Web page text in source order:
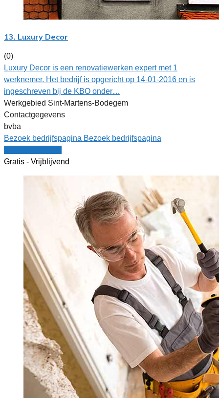
13. Luxury Decor
(0)
Luxury Decor is een renovatiewerken expert met 1
werknemer. Het bedrijf is opgericht op 14-01-2016 en is
ingeschreven bij de KBO onder…
Werkgebied Sint-Martens-Bodegem
Contactgegevens
bvba
Bezoek bedrijfspagina Bezoek bedrijfspagina
Gratis - Vrijblijvend